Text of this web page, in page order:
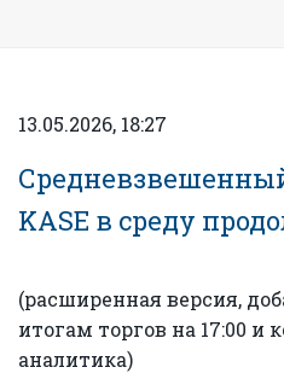
13.05.2026, 18:27
KASE в среду
(расширенная версия,
итогам торгов на 17:00 и
аналитика)